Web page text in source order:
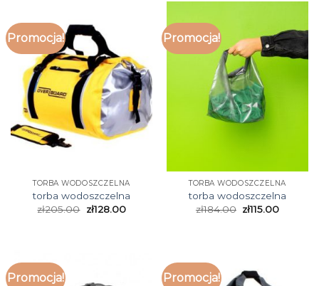
Promocja!
TORBA WODOSZCZELNA
torba wodoszczelna
zł205.00 zł128.00
Promocja!
TORBA WODOSZCZELNA
torba wodoszczelna
zł184.00 zł115.00
Promocja! Promocja!